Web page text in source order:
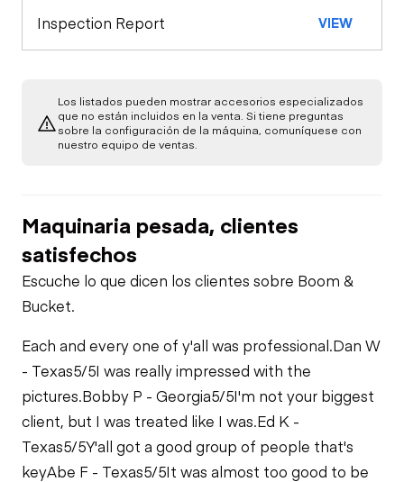
Fuel Leaks
Remote Control
Hydraulics
Check
Inspection Report VIEW
Los listados pueden mostrar accesorios especializados
que no están incluidos en la venta. Si tiene preguntas
sobre la configuración de la máquina, comuníquese con
nuestro equipo de ventas.
Maquinaria pesada, clientes
satisfechos
Escuche lo que dicen los clientes sobre Boom &
Bucket.
Each and every one of y'all was professional.Dan W
- Texas5/5I was really impressed with the
pictures.Bobby P - Georgia5/5I'm not your biggest
client, but I was treated like I was.Ed K -
Texas5/5Y'all got a good group of people that's
keyAbe F - Texas5/5It was almost too good to be